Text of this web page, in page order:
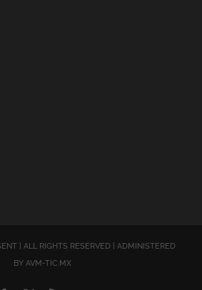
| ALL RIGHTS RESERVED | ADMINISTERED
BY AVM-TIC.MX